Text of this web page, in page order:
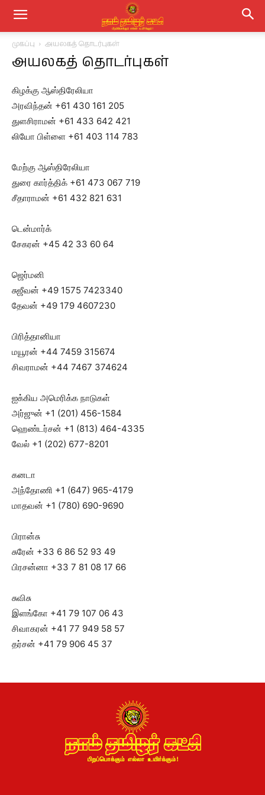
முகப்பு அயலகத் தொடர்புகள்
அயலகத் தொடர்புகள்
கிழக்கு ஆஸ்திரேலியா
அரவிந்தன் +61 430 161 205
துளசிராமன் +61 433 642 421
லியோ பிள்ளை +61 403 114 783
மேற்கு ஆஸ்திரேலியா
துரை கார்த்திக் +61 473 067 719
சீதாராமன் +61 432 821 631
டென்மார்க்
சேகரன் +45 42 33 60 64
ஜெர்மனி
சுஜீவன் +49 1575 7423340
தேவன் +49 179 4607230
பிரித்தானியா
மயூரன் +44 7459 315674
சிவராமன் +44 7467 374624
ஐக்கிய அமெரிக்க நாடுகள்
அர்ஜுன் +1 (201) 456-1584
ஹெண்டர்சன் +1 (813) 464-4335
வேல் +1 (202) 677-8201
கனடா
அந்தோணி +1 (647) 965-4179
மாதவன் +1 (780) 690-9690
பிரான்சு
சுரேன் +33 6 86 52 93 49
பிரசன்னா +33 7 81 08 17 66
சுவிசு
இளங்கோ +41 79 107 06 43
சிவாகரன் +41 77 949 58 57
தர்சன் +41 79 906 45 37